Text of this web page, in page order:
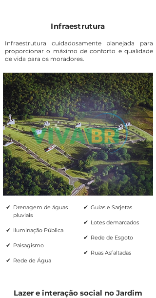
Infraestrutura
Infraestrutura cuidadosamente planejada para
proporcionar o máximo de conforto e qualidade
de vida para os moradores.
✔ Drenagem de águas
pluviais
✔ Iluminação Pública
✔ Paisagismo
✔ Rede de Água
✔ Guias e Sarjetas
✔ Lotes demarcados
✔ Rede de Esgoto
✔ Ruas Asfaltadas
Lazer e interação social no Jardim